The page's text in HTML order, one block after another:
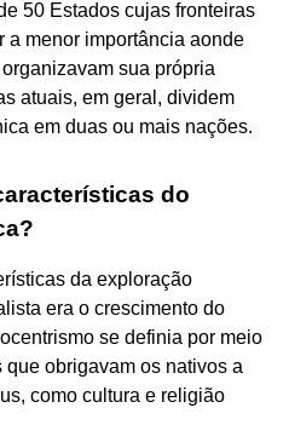
50 Estados cujas fronteiras
a menor importância aonde
sua própria
atuais, em geral, dividem
em duas ou mais nações.
do
da exploração
era o crescimento do
se definia por meio
obrigavam os nativos a
como cultura e religião